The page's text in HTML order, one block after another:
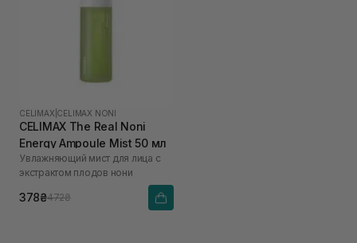
CELIMAX CELIMAX NONI
CELIMAX The Real Noni
Energy Ampoule Mist 50 мл
Увлажняющий мист для лица с
экстрактом плодов нони
378₴472₴